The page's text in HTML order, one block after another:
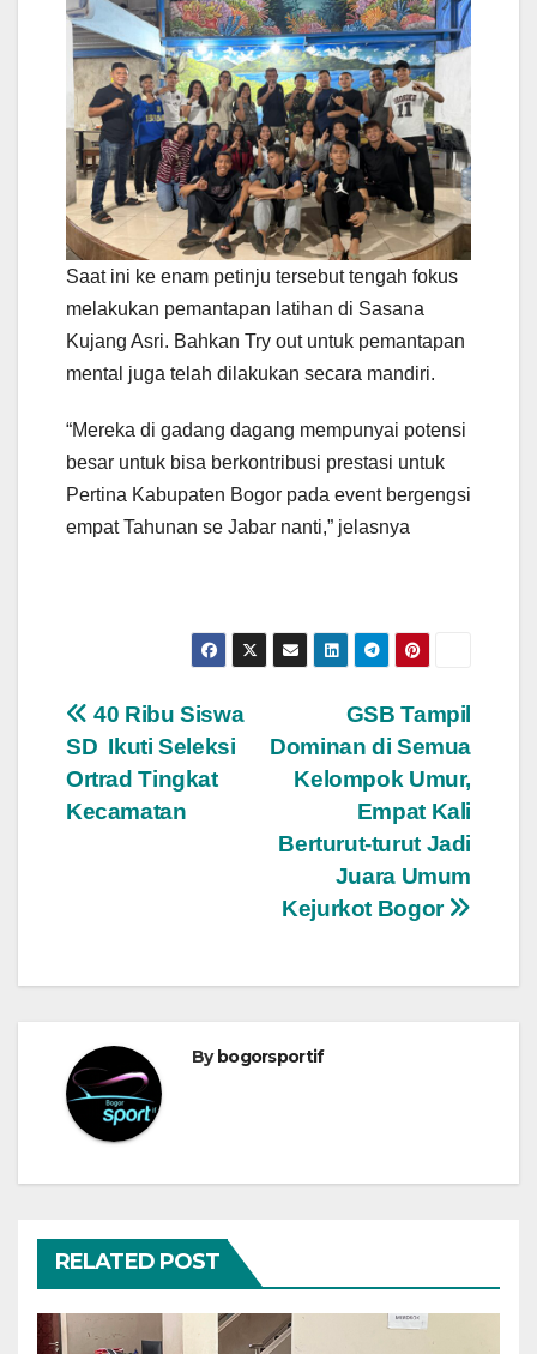
Saat ini ke enam petinju tersebut tengah fokus
melakukan pemantapan latihan di Sasana
Kujang Asri. Bahkan Try out untuk pemantapan
mental juga telah dilakukan secara mandiri.
“Mereka di gadang dagang mempunyai potensi
besar untuk bisa berkontribusi prestasi untuk
Pertina Kabupaten Bogor pada event bergengsi
empat Tahunan se Jabar nanti,” jelasnya
Navigasi
pos
GSB Tampil
Dominan di Semua
Kelompok Umur,
Empat Kali
Berturut-turut Jadi
Juara Umum
Kejurkot Bogor
40 Ribu Siswa
SD Ikuti Seleksi
Ortrad Tingkat
Kecamatan
Bybogorsportif
RELATED POST